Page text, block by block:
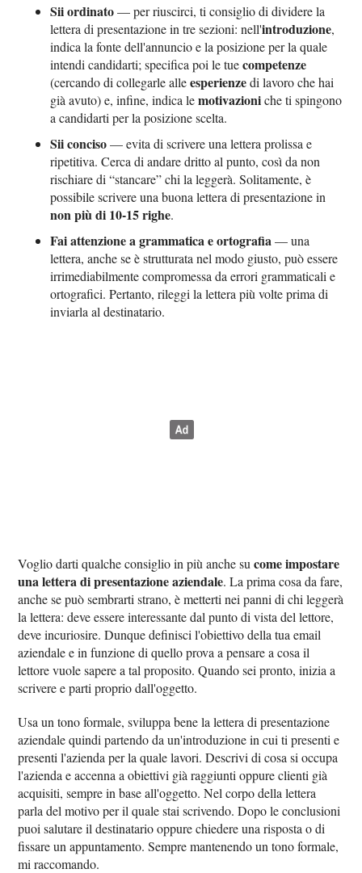
Sii ordinato— per riuscirci, ti consiglio di dividere la
lettera di presentazione in tre sezioni: nell'introduzione,
indica la fonte dell'annuncio e la posizione per la quale
intendi candidarti; specifica poi le tuecompetenze
(cercando di collegarle alleesperienzedi lavoro che hai
già avuto) e, infine, indica lemotivazioniche ti spingono
a candidarti per la posizione scelta.
Sii conciso— evita di scrivere una lettera prolissa e
ripetitiva. Cerca di andare dritto al punto, così da non
rischiare di “stancare” chi la leggerà. Solitamente, è
possibile scrivere una buona lettera di presentazione in
non più di 10-15 righe.
Fai attenzione a grammatica e ortografia— una
lettera, anche se è strutturata nel modo giusto, può essere
irrimediabilmente compromessa da errori grammaticali e
ortografici. Pertanto, rileggi la lettera più volte prima di
inviarla al destinatario.
Voglio darti qualche consiglio in più anche sucome impostare
una lettera di presentazione aziendale. La prima cosa da fare,
anche se può sembrarti strano, è metterti nei panni di chi leggerà
la lettera: deve essere interessante dal punto di vista del lettore,
deve incuriosire. Dunque definisci l'obiettivo della tua email
aziendale e in funzione di quello prova a pensare a cosa il
lettore vuole sapere a tal proposito. Quando sei pronto, inizia a
scrivere e parti proprio dall'oggetto.
Usa un tono formale, sviluppa bene la lettera di presentazione
aziendale quindi partendo da un'introduzione in cui ti presenti e
presenti l'azienda per la quale lavori. Descrivi di cosa si occupa
l'azienda e accenna a obiettivi già raggiunti oppure clienti già
acquisiti, sempre in base all'oggetto. Nel corpo della lettera
parla del motivo per il quale stai scrivendo. Dopo le conclusioni
puoi salutare il destinatario oppure chiedere una risposta o di
fissare un appuntamento. Sempre mantenendo un tono formale,
mi raccomando.